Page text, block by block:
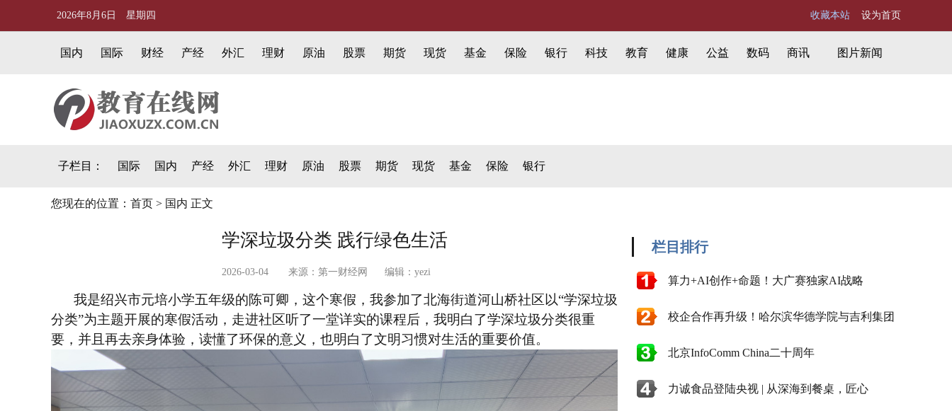
2026年8月6日 星期四 收藏本站 设为首页
国内 国际 财经 产经 外汇 理财 原油 股票 期货 现货 基金 保险 银行 科技 教育 健康 公益 数码 商讯 图片新闻
子栏目： 国际 国内 产经 外汇 理财 原油 股票 期货 现货 基金 保险 银行
您现在的位置： 首页 > 国内 正文
学深垃圾分类 践行绿色生活
2026-03-04 来源：第一财经网 编辑：yezi
我是绍兴市元培小学五年级的陈可卿，这个寒假，我参加了北海街道河山桥社区以“学深垃圾
分类”为主题开展的寒假活动，走进社区听了一堂详实的课程后，我明白了学深垃圾分类很重
要，并且再去亲身体验，读懂了环保的意义，也明白了文明习惯对生活的重要价值。
栏目排行
算力+AI创作+命题！大广赛独家AI战略
校企合作再升级！哈尔滨华德学院与吉利集团
北京InfoComm China二十周年
力诚食品登陆央视 | 从深海到餐桌，匠心